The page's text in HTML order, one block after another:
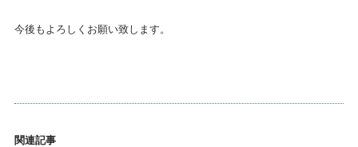
今後もよろしくお願い致します。
関連記事